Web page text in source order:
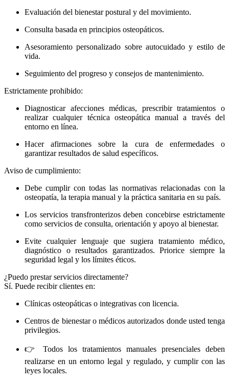
Evaluación del bienestar postural y del movimiento.
Consulta basada en principios osteopáticos.
Asesoramiento personalizado sobre autocuidado y estilo de
vida.
Seguimiento del progreso y consejos de mantenimiento.
Estrictamente prohibido:
Diagnosticar afecciones médicas, prescribir tratamientos o
realizar cualquier técnica osteopática manual a través del
entorno en línea.
Hacer afirmaciones sobre la cura de enfermedades o
garantizar resultados de salud específicos.
Aviso de cumplimiento:
Debe cumplir con todas las normativas relacionadas con la
osteopatía, la terapia manual y la práctica sanitaria en su país.
Los servicios transfronterizos deben concebirse estrictamente
como servicios de consulta, orientación y apoyo al bienestar.
Evite cualquier lenguaje que sugiera tratamiento médico,
diagnóstico o resultados garantizados. Priorice siempre la
seguridad legal y los límites éticos.
¿Puedo prestar servicios directamente?
Sí. Puede recibir clientes en:
Clínicas osteopáticas o integrativas con licencia.
Centros de bienestar o médicos autorizados donde usted tenga
privilegios.
👉 Todos los tratamientos manuales presenciales deben
realizarse en un entorno legal y regulado, y cumplir con las
leyes locales.